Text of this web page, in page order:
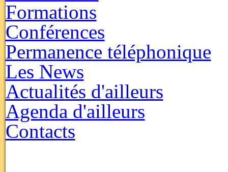
Formations
Conférences
Permanence téléphonique
Les News
Actualités d'ailleurs
Agenda d'ailleurs
Contacts